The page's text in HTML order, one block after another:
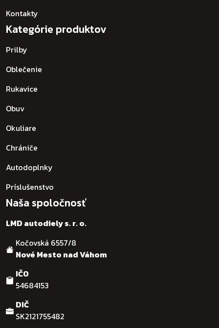
Kontakty
Kategórie produktov
Prilby
Oblečenie
Rukavice
Obuv
Okuliare
Chrániče
Autodoplnky
Príslušenstvo
Naša spoločnosť
LMD autodiely s. r. o.
Kočovská 6557/8
Nové Mesto nad Váhom
IČO
54684153
DIČ
SK2121755482
Používame cookies, aby sme vám poskytli čo najlepší
zážitok z našej webovej stránky.